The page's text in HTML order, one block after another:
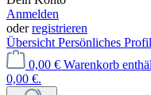
Anmelden
oderregistrieren
Übersicht Persönliches Profil
0,00 € Warenkorb
0,00 €.